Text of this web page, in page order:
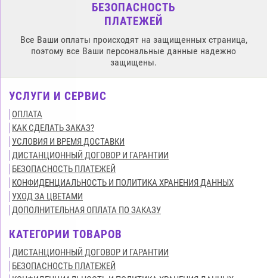
БЕЗОПАСНОСТЬ
ПЛАТЕЖЕЙ
Все Ваши оплаты происходят на защищенных страница,
поэтому все Ваши персональные данные надежно
защищены.
УСЛУГИ И СЕРВИС
ОПЛАТА
КАК СДЕЛАТЬ ЗАКАЗ?
УСЛОВИЯ И ВРЕМЯ ДОСТАВКИ
ДИСТАНЦИОННЫЙ ДОГОВОР И ГАРАНТИИ
БЕЗОПАСНОСТЬ ПЛАТЕЖЕЙ
КОНФИДЕНЦИАЛЬНОСТЬ И ПОЛИТИКА ХРАНЕНИЯ ДАННЫХ
УХОД ЗА ЦВЕТАМИ
ДОПОЛНИТЕЛЬНАЯ ОПЛАТА ПО ЗАКАЗУ
КАТЕГОРИИ ТОВАРОВ
ДИСТАНЦИОННЫЙ ДОГОВОР И ГАРАНТИИ
БЕЗОПАСНОСТЬ ПЛАТЕЖЕЙ